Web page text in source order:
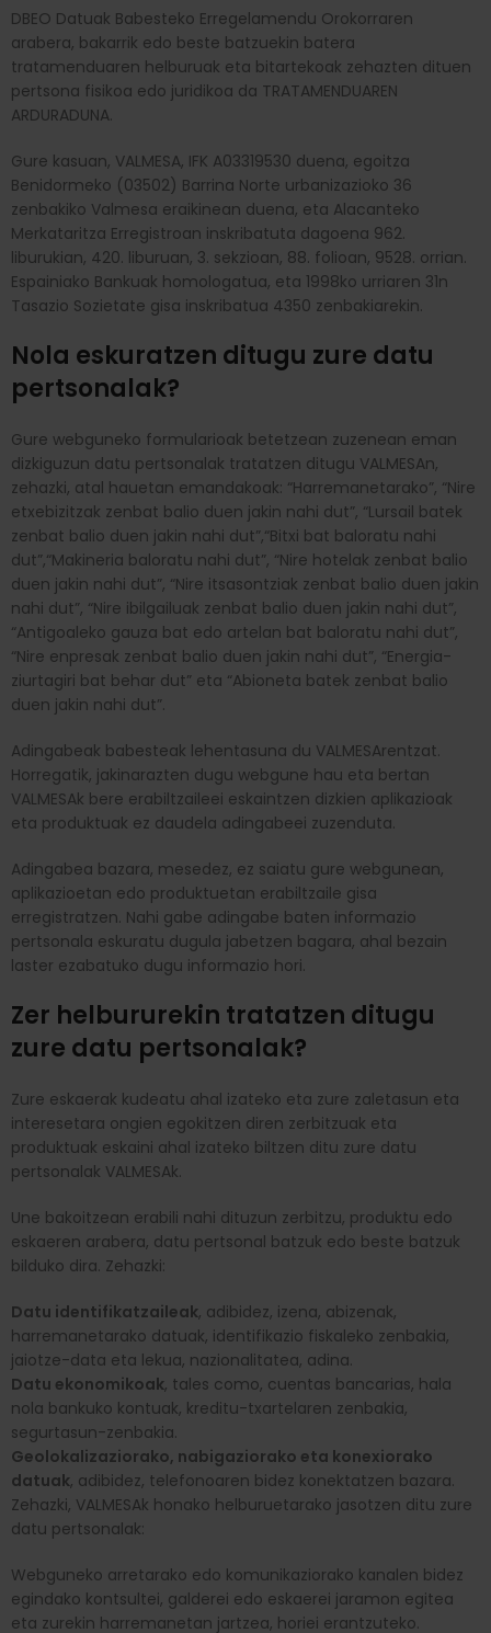
DBEO Datuak Babesteko Erregelamendu Orokorraren
arabera, bakarrik edo beste batzuekin batera
tratamenduaren helburuak eta bitartekoak zehazten dituen
pertsona fisikoa edo juridikoa da TRATAMENDUAREN
ARDURADUNA.
Gure kasuan, VALMESA, IFK A03319530 duena, egoitza
Benidormeko (03502) Barrina Norte urbanizazioko 36
zenbakiko Valmesa eraikinean duena, eta Alacanteko
Merkataritza Erregistroan inskribatuta dagoena 962.
liburukian, 420. liburuan, 3. sekzioan, 88. folioan, 9528. orrian.
Espainiako Bankuak homologatua, eta 1998ko urriaren 31n
Tasazio Sozietate gisa inskribatua 4350 zenbakiarekin.
Nola eskuratzen ditugu zure datu
pertsonalak?
Gure webguneko formularioak betetzean zuzenean eman
dizkiguzun datu pertsonalak tratatzen ditugu VALMESAn,
zehazki, atal hauetan emandakoak: “Harremanetarako”, “Nire
etxebizitzak zenbat balio duen jakin nahi dut”, “Lursail batek
zenbat balio duen jakin nahi dut”,“Bitxi bat baloratu nahi
dut”,“Makineria baloratu nahi dut”, “Nire hotelak zenbat balio
duen jakin nahi dut”, “Nire itsasontziak zenbat balio duen jakin
nahi dut”, “Nire ibilgailuak zenbat balio duen jakin nahi dut”,
“Antigoaleko gauza bat edo artelan bat baloratu nahi dut”,
“Nire enpresak zenbat balio duen jakin nahi dut”, “Energia-
ziurtagiri bat behar dut” eta “Abioneta batek zenbat balio
duen jakin nahi dut”.
Adingabeak babesteak lehentasuna du VALMESArentzat.
Horregatik, jakinarazten dugu webgune hau eta bertan
VALMESAk bere erabiltzaileei eskaintzen dizkien aplikazioak
eta produktuak ez daudela adingabeei zuzenduta.
Adingabea bazara, mesedez, ez saiatu gure webgunean,
aplikazioetan edo produktuetan erabiltzaile gisa
erregistratzen. Nahi gabe adingabe baten informazio
pertsonala eskuratu dugula jabetzen bagara, ahal bezain
laster ezabatuko dugu informazio hori.
Zer helbururekin tratatzen ditugu
zure datu pertsonalak?
Zure eskaerak kudeatu ahal izateko eta zure zaletasun eta
interesetara ongien egokitzen diren zerbitzuak eta
produktuak eskaini ahal izateko biltzen ditu zure datu
pertsonalak VALMESAk.
Une bakoitzean erabili nahi dituzun zerbitzu, produktu edo
eskaeren arabera, datu pertsonal batzuk edo beste batzuk
bilduko dira. Zehazki:
Datu identifikatzaileak, adibidez, izena, abizenak,
harremanetarako datuak, identifikazio fiskaleko zenbakia,
jaiotze-data eta lekua, nazionalitatea, adina.
Datu ekonomikoak, tales como, cuentas bancarias, hala
nola bankuko kontuak, kreditu-txartelaren zenbakia,
segurtasun-zenbakia.
Geolokalizaziorako, nabigaziorako eta konexiorako
datuak, adibidez, telefonoaren bidez konektatzen bazara.
Zehazki, VALMESAk honako helburuetarako jasotzen ditu zure
datu pertsonalak:
Webguneko arretarako edo komunikaziorako kanalen bidez
egindako kontsultei, galderei edo eskaerei jaramon egitea
eta zurekin harremanetan jartzea, horiei erantzuteko.